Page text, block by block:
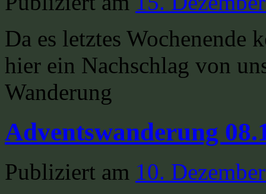
Da es letztes
hier ein Nachschlag von
Wanderung
Adventswanderung
Publiziert am 10.